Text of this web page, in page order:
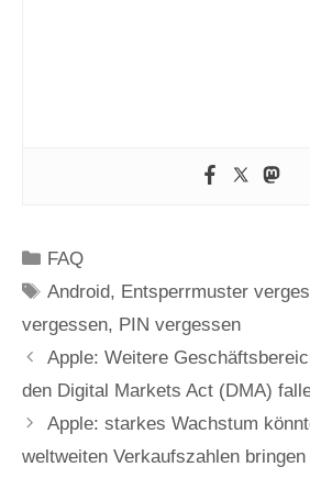
Kategorien
FAQ
Schlagwörter
Android, Entsperrmuster
vergessen, PIN vergessen
Apple: Weitere
den Digital Markets Act (DMA)
Apple: starkes Wachstum
weltweiten Verkaufszahlen bringen